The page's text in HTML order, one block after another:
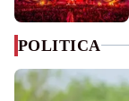
POLITICA